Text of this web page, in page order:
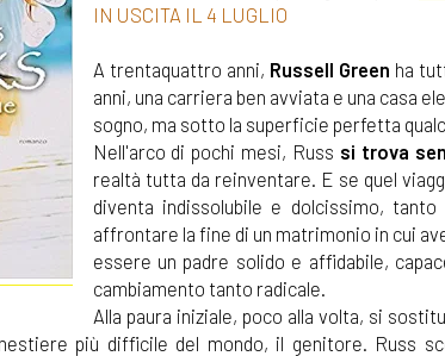
IN USCITA IL 4 LUGLIO
A trentaquattro anni, Russell Green ha
anni, una carriera ben avviata e una casa
sogno, ma sotto la superficie perfetta
Nell'arco di pochi mesi, Russ si trova
realtà tutta da reinventare. E se quel
diventa indissolubile e dolcissimo,
affrontare la fine di un matrimonio in cui
essere un padre solido e affidabile,
cambiamento tanto radicale.
Alla paura iniziale, poco alla volta, si
più difficile del mondo, il genitore. Russ